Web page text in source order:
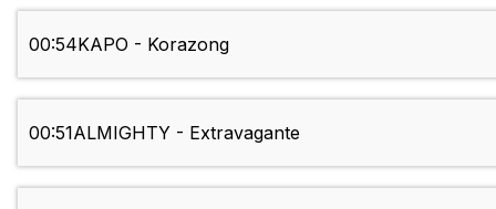
00:54KAPO - Korazong
00:51ALMIGHTY - Extravagante